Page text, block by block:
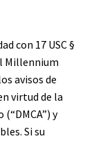
con 17 USC §
Millennium
avisos de
virtud de la
y
Si su